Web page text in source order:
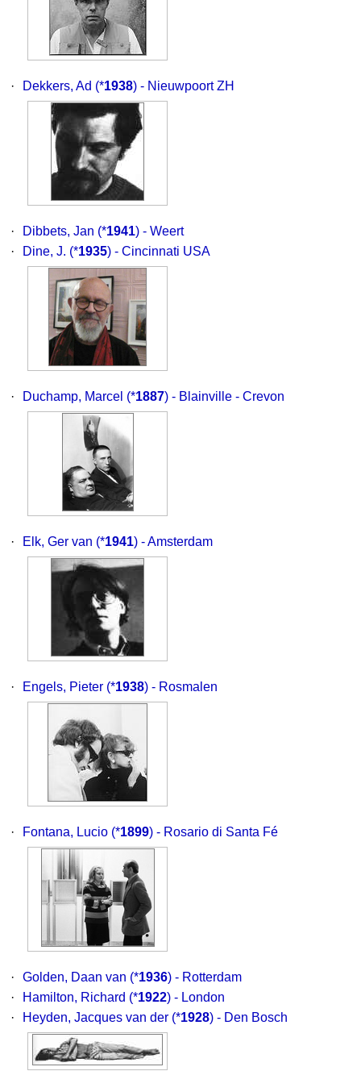
· Dekkers, Ad (*1938) - Nieuwpoort ZH
· Dibbets, Jan (*1941) - Weert
·
Dine, J. (*1935) - Cincinnati USA
· Duchamp, Marcel (*1887) - Blainville - Crevon
· Elk, Ger van (*1941) - Amsterdam
· Engels, Pieter (*1938) - Rosmalen
· Fontana, Lucio (*1899) - Rosario di Santa Fé
· Golden, Daan van (*1936) - Rotterdam
·
Hamilton, Richard (*1922) - London
·
Heyden, Jacques van der (*1928) - Den Bosch